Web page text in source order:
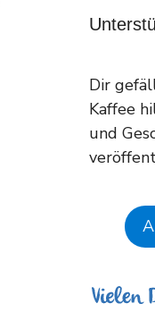
Dir
Kaffee
und